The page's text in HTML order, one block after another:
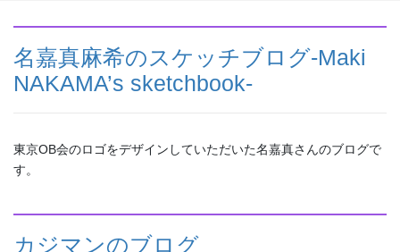
名嘉真麻希のスケッチブログ-Maki
NAKAMA’s sketchbook-
東京OB会のロゴをデザインしていただいた名嘉真さんのブログで
す。
カジマンのブログ